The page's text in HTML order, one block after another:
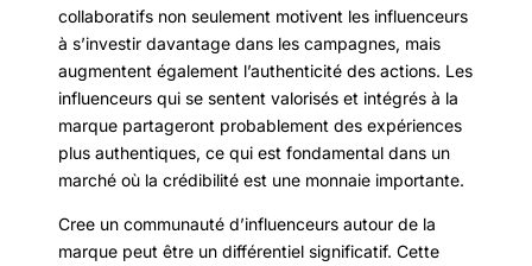
collaboratifs non seulement motivent les influenceurs
à s’investir davantage dans les campagnes, mais
augmentent également l’authenticité des actions. Les
influenceurs qui se sentent valorisés et intégrés à la
marque partageront probablement des expériences
plus authentiques, ce qui est fondamental dans un
marché où la crédibilité est une monnaie importante.
Cree un communauté d’influenceurs autour de la
marque peut être un différentiel significatif. Cette